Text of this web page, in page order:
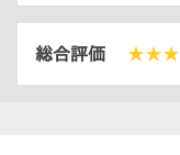
総合評価